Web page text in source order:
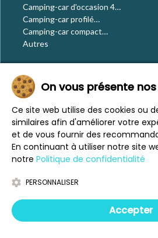
Camping-car d'occasion 4
places
Camping-car profilé
occasion
Camping-car compact
occasion
Autres
Le blog
Actualités
Évènements
Nos conseils
Vos voyages
CaraMaps
Espace presse
Mentions légales
On vous présente
Ce site web utilise des cookies ou
similaires afin d'améliorer votre
et de vous fournir des
En continuant à utiliser notre site
notre Politique de confidentialité
PERSONNALISER
Accepter